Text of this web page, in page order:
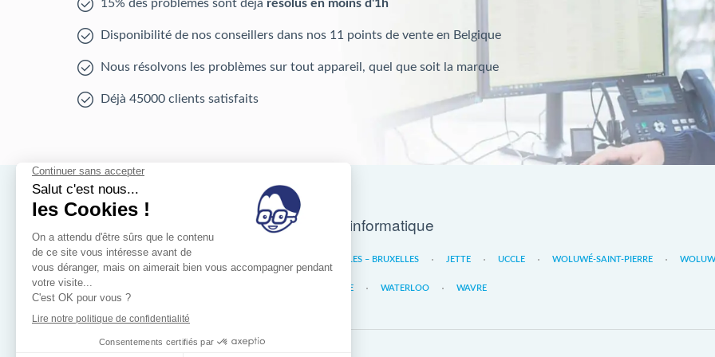
15% des problèmes sont déjà résolus en moins d'1h
Disponibilité de nos conseillers dans nos 11 points de vente en Belgique
Nous résolvons les problèmes sur tout appareil, quel que soit la marque
Déjà 45000 clients satisfaits
Nos magasins d'informatique
IXELLES – BRUXELLES JETTE UCCLE WOLUWÉ-SAINT-PIERRE
LIÈGE WATERLOO WAVRE